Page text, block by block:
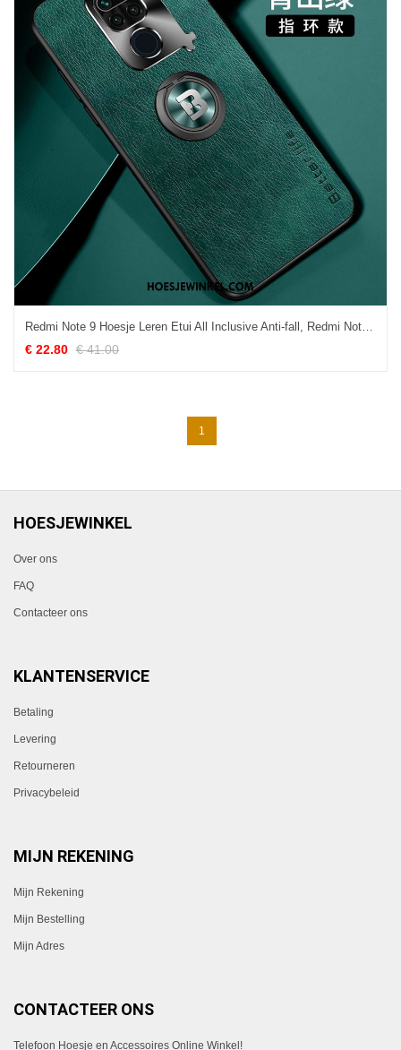
Redmi Note 9 Hoesje Leren Etui All Inclusive Anti-fall, Redmi Note 9 Hoesje Rood Hanger Beige
€ 22.80 € 41.00
1
HOESJEWINKEL
Over ons
FAQ
Contacteer ons
KLANTENSERVICE
Betaling
Levering
Retourneren
Privacybeleid
MIJN REKENING
Mijn Rekening
Mijn Bestelling
Mijn Adres
CONTACTEER ONS
Telefoon Hoesje en Accessoires Online Winkel!